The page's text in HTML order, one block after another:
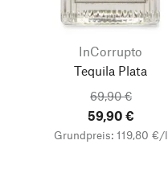
InCorrupto
Tequila Plata
69,90 €
59,90 €
Grundpreis: 119,80 €/l